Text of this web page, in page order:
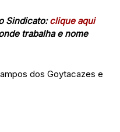
Sindicato:clique aqui
trabalha e nome
dos Goytacazes e